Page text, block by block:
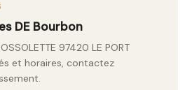
DE Bourbon
97420 LE PORT
et horaires, contactez